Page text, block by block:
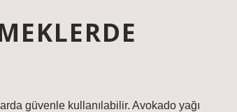
güvenle kullanılabilir. Avokado yağı